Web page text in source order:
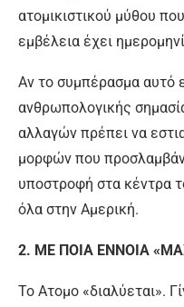
ατομικιστικού μύθου
εμβέλεια έχει
Αν το συμπέρασμα αυτό
ανθρωπολογικής
αλλαγών πρέπει να
μορφών που
υποστροφή στα κέντρα
όλα στην Αμερική.
2. ΜΕ ΠΟΙΑ ΕΝΝΟΙΑ
Το Ατομο «διαλύεται».